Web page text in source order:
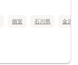
個室 石川県 金沢市